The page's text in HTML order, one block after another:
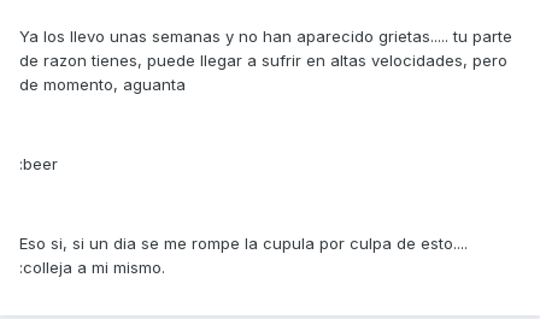
Ya los llevo unas semanas y no han aparecido grietas..... tu parte
de razon tienes, puede llegar a sufrir en altas velocidades, pero
de momento, aguanta
:beer
Eso si, si un dia se me rompe la cupula por culpa de esto....
:colleja a mi mismo.